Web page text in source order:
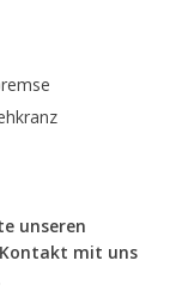
unseren
Kontakt mit uns